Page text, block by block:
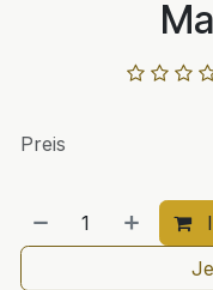
Preis